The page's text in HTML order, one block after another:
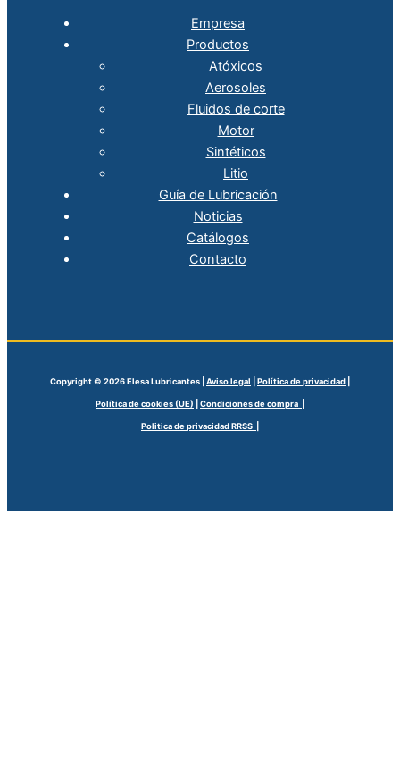
Empresa
Productos
Atóxicos
Aerosoles
Fluidos de corte
Motor
Sintéticos
Litio
Guía de Lubricación
Noticias
Catálogos
Contacto
Copyright © 2026 Elesa Lubricantes | Aviso legal Política de privacidad
Política de cookies (UE) Condiciones de compra |
Politica de privacidad RRSS |